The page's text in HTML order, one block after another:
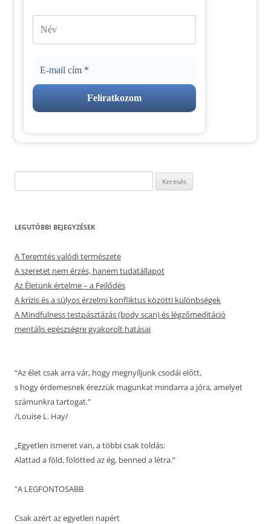
LEGUTÓBBI BEJEGYZÉSEK
A Teremtés valódi természete
A szeretet nem érzés, hanem tudatállapot
Az Életünk értelme – a Fejlődés
A krízis és a súlyos érzelmi konfliktus közötti különbségek
A Mindfulness testpásztázás (body scan) és légzőmeditáció
mentális egészségre gyakorolt hatásai
“Az élet csak arra vár, hogy megnyíljunk csodái előtt,
s hogy érdemesnek érezzük magunkat mindarra a jóra, amelyet
számunkra tartogat.”
/Louise L. Hay/
„Egyetlen ismeret van, a többi csak toldás:
Alattad a föld, fölötted az ég, benned a létra.”
"A LEGFONTOSABB
Csak azért az egyetlen napért